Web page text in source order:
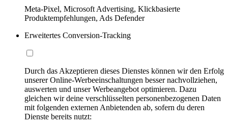
Meta-Pixel, Microsoft Advertising, Klickbasierte
Produktempfehlungen, Ads Defender
Erweitertes Conversion-Tracking
Durch das Akzeptieren dieses Dienstes können wir den Erfolg
unserer Online-Werbeeinschaltungen besser nachvollziehen,
auswerten und unser Werbeangebot optimieren. Dazu
gleichen wir deine verschlüsselten personenbezogenen Daten
mit folgenden externen Anbietenden ab, sofern du deren
Dienste bereits nutzt: